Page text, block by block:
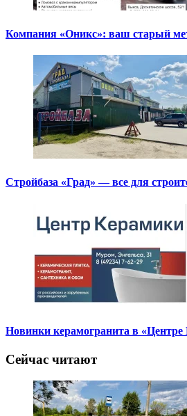
Компания «Оникс»: ваш старый
Стройбаза «Град» — все для
Новинки керамогранита в «Центре
Сейчас читают